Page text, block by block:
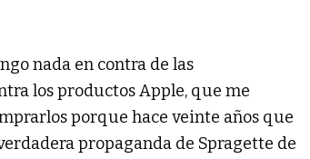
nada en contra de las
los productos Apple, que me
porque hace veinte años que
propaganda de Spragette de